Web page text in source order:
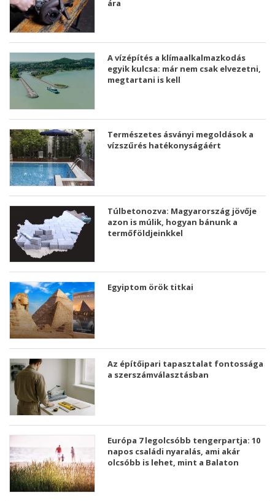
ára
A vízépítés a klímaalkalmazkodás
egyik kulcsa: már nem csak elvezetni,
megtartani is kell
Természetes ásványi megoldások a
vízszűrés hatékonyságáért
Túlbetonozva: Magyarország jövője
azon is múlik, hogyan bánunk a
termőföldjeinkkel
Egyiptom örök titkai
Az építőipari tapasztalat fontossága
a szerszámválasztásban
Európa 7 legolcsóbb tengerpartja: 10
napos családi nyaralás, ami akár
olcsóbb is lehet, mint a Balaton